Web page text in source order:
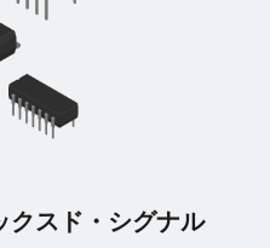
クスド・シグナル